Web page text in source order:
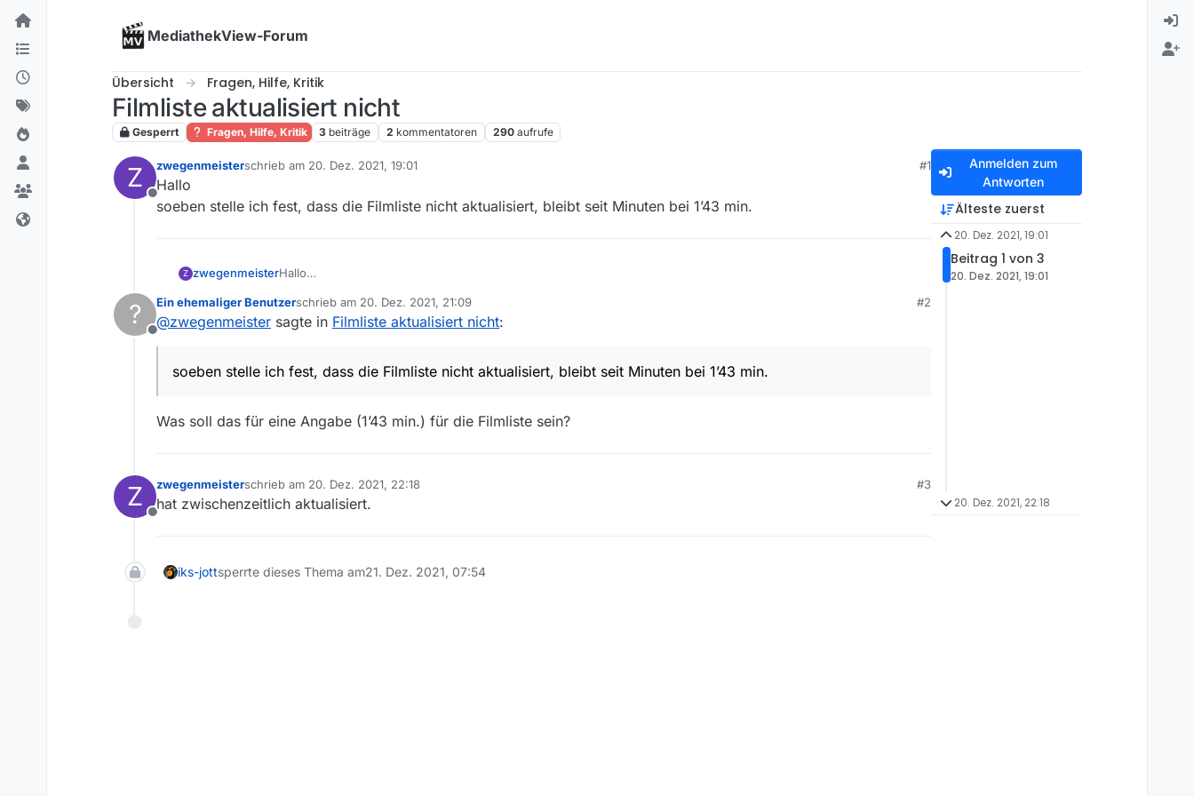
Skip to content
MediathekView-Forum
Übersicht Fragen, Hilfe, Kritik
Filmliste aktualisiert nicht
Gesperrt Fragen, Hilfe, Kritik 3 beiträge 2 kommentatoren 290 aufrufe
Z
Offline
zwegenmeisterschrieb am 20. Dez. 2021, 19:01
zuletzt editiert von
#1
Hallo
soeben stelle ich fest, dass die Filmliste nicht aktualisiert, bleibt seit Minuten bei 1’43 min.
Z zwegenmeisterHallo
?
Offline
Ein ehemaliger Benutzerschrieb am 20. Dez. 2021, 21:09
zuletzt editiert von
#2
@zwegenmeister sagte in Filmliste aktualisiert nicht:
soeben stelle ich fest, dass die Filmliste nicht aktualisiert, bleibt seit Minuten bei 1’43 min.
Was soll das für eine Angabe (1’43 min.) für die Filmliste sein?
Z
Offline
zwegenmeisterschrieb am 20. Dez. 2021, 22:18
zuletzt editiert von
#3
hat zwischenzeitlich aktualisiert.
iks-jottsperrte dieses Thema am21. Dez. 2021, 07:54
Anmelden zum
Antworten
Älteste zuerst
20. Dez. 2021, 19:01
Beitrag 1 von 3
20. Dez. 2021, 19:01
20. Dez. 2021, 22:18